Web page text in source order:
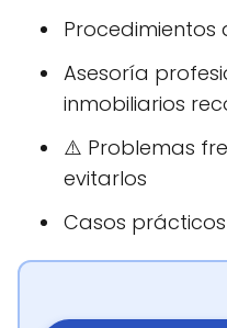
Procedimientos
Asesoría
inmobiliarios
⚠️ Problemas
evitarlos
Casos